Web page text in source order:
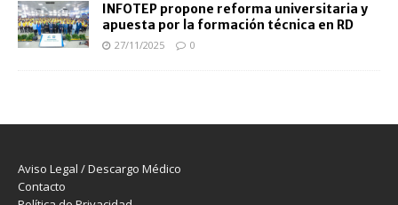
INFOTEP propone reforma universitaria y
apuesta por la formación técnica en RD
27/11/2025 0
Aviso Legal / Descargo Médico
Contacto